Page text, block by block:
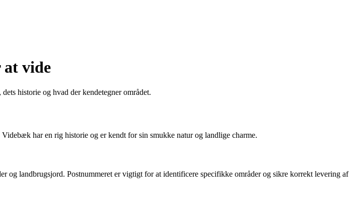
at vide
historie og hvad der kendetegner området.
har en rig historie og er kendt for sin smukke natur og landlige charme.
landbrugsjord. Postnummeret er vigtigt for at identificere specifikke områder og sikre korrekt levering af